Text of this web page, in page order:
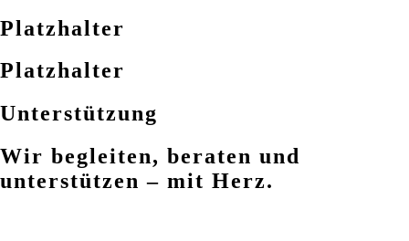
Platzhalter
Platzhalter
Unterstützung
Wir begleiten, beraten und
unterstützen – mit Herz.